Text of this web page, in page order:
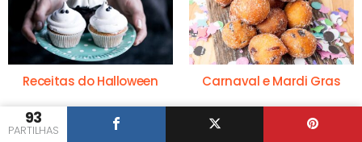
93
PARTILHAS
Receitas do Halloween Carnaval e Mardi Gras